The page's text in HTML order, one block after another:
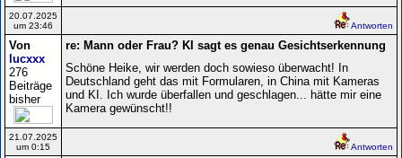
20.07.2025
um 23:46
Antworten
Von
lucxxx
276
Beiträge
bisher
re: Mann oder Frau? KI sagt es genau Gesichtserkennung
Schöne Heike, wir werden doch sowieso überwacht! In
Deutschland geht das mit Formularen, in China mit Kameras
und KI. Ich wurde überfallen und geschlagen... hätte mir eine
Kamera gewünscht!!
21.07.2025
um 0:15
Antworten